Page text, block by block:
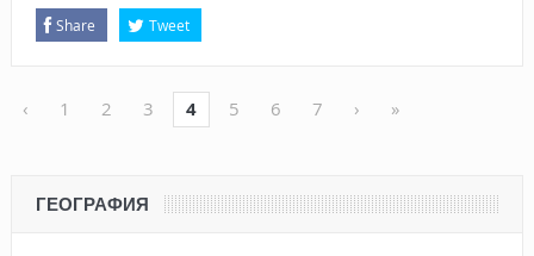
Share Tweet
‹ 1 2 3 4 5 6 7 › »
ГЕОГРАФИЯ